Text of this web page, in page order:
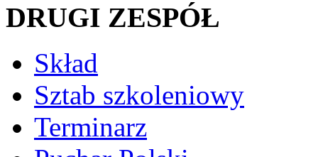
DRUGI ZESPÓŁ
Skład
Sztab szkoleniowy
Terminarz